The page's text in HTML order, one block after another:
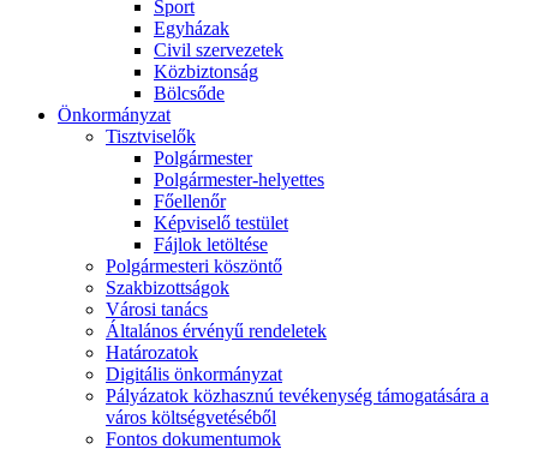
Sport
Egyházak
Civil szervezetek
Közbiztonság
Bölcsőde
Önkormányzat
Tisztviselők
Polgármester
Polgármester-helyettes
Főellenőr
Képviselő testület
Fájlok letöltése
Polgármesteri köszöntő
Szakbizottságok
Városi tanács
Általános érvényű rendeletek
Határozatok
Digitális önkormányzat
Pályázatok közhasznú tevékenység támogatására a
város költségvetéséből
Fontos dokumentumok